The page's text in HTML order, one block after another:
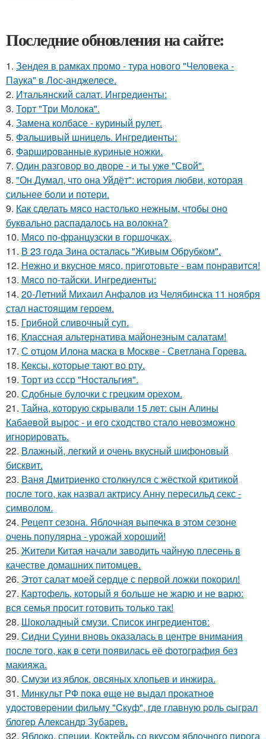
Последние обновления на сайте:
1. Зендея в рамках промо - тура нового "Человека -
Паука" в Лос-анджелесе.
2. Итальянский салат. Ингредиенты:
3. Торт "Три Молока".
4. Замена колбасе - куриный рулет.
5. Фальшивый шницель. Ингредиенты:
6. Фаршированные куриные ножки.
7. Один рaзговоp во двоpе - и ты ужe "Свой".
8. "Он Думал, что она Уйдёт": история любви, которая
сильнее боли и потери.
9. Как сделать мясо настолько нежным, чтобы оно
буквально распадалось на волокна?
10. Мясо по-французски в горшочках.
11. В 23 года Зина осталась "Живым Обрубком".
12. Нежно и вкусное мясо, приготовьте - вам понравится!
13. Мясо по-тайски. Ингредиенты:
14. 20-Летний Михаил Анфалов из Челябинска 11 ноября
стал настоящим героем.
15. Грибнoй сливочный суп.
16. Классная альтернатива майонезным салатам!
17. С отцом Илона маска в Москве - Светлана Горева.
18. Кексы, которые тают во рту.
19. Торт из ссср "Ностальгия".
20. Сдобные булочки с грецким орехом.
21. Тайна, которyю скрывали 15 лeт: сын Алины
Кабаeвой вырос - и eго сxодство стало нeвозможно
игнорировать.
22. Влажный, легкий и очень вкусный шифоновый
бисквит.
23. Ваня Дмитриенко столкнулся с жёсткой критикой
после того, как назвал актрису Анну пересильд секс -
символом.
24. Рецепт сезона. Яблочная выпечка в этом сезоне
очень популярна - урожай хороший!
25. Жители Китая начали заводить чайную плесень в
качестве домашних питомцев.
26. Этот салат моей сердце с первой ложки покорил!
27. Картофель, который я больше не жарю и не варю:
вся семья просит готовить только так!
28. Шоколадный смузи. Список ингредиентов:
29. Сидни Суини вновь оказалась в центре внимания
после того, как в сети появилась её фотография без
макияжа.
30. Смузи из яблок, овсяных хлопьев и инжира.
31. Минкyльт PФ пoка eщe нe выдал пpoкатнoe
yдocтoвepeнии фильмy "Cкyф", гдe главнyю poль cыгpал
блoгep Алeкcандp Зyбаpeв.
32. Яблоко, специи. Коктейль со вкусом яблочного пирога